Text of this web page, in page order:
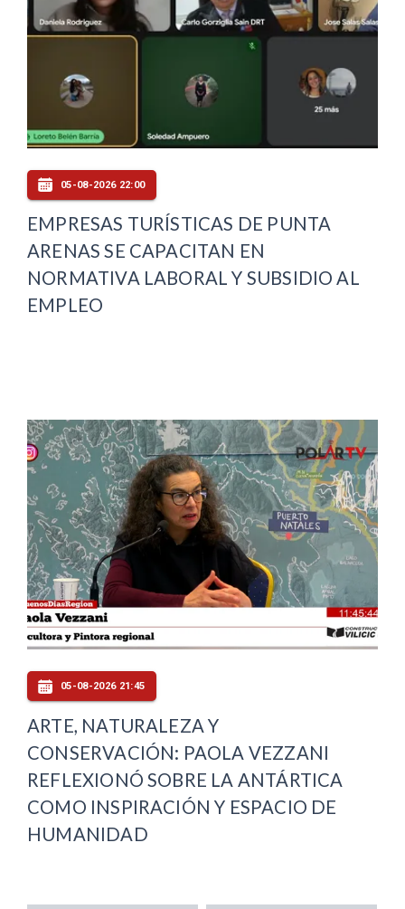
05-08-2026 22:00
EMPRESAS TURÍSTICAS DE PUNTA
ARENAS SE CAPACITAN EN
NORMATIVA LABORAL Y SUBSIDIO AL
EMPLEO
05-08-2026 21:45
ARTE, NATURALEZA Y
CONSERVACIÓN: PAOLA VEZZANI
REFLEXIONÓ SOBRE LA ANTÁRTICA
COMO INSPIRACIÓN Y ESPACIO DE
HUMANIDAD